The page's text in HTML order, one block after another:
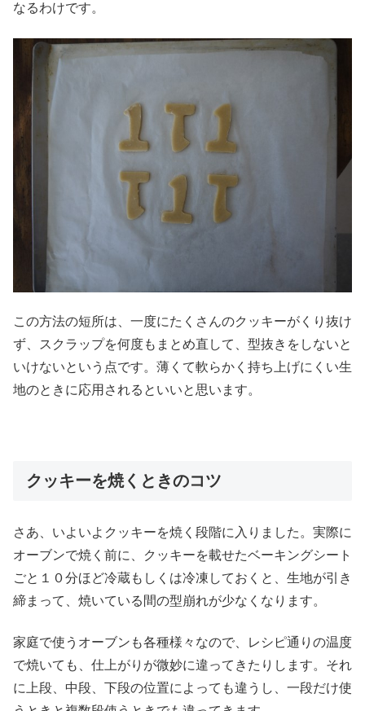
なるわけです。
この方法の短所は、一度にたくさんのクッキーがくり抜け
ず、スクラップを何度もまとめ直して、型抜きをしないと
いけないという点です。薄くて軟らかく持ち上げにくい生
地のときに応用されるといいと思います。
クッキーを焼くときのコツ
さあ、いよいよクッキーを焼く段階に入りました。実際に
オーブンで焼く前に、クッキーを載せたベーキングシート
ごと１０分ほど冷蔵もしくは冷凍しておくと、生地が引き
締まって、焼いている間の型崩れが少なくなります。
家庭で使うオーブンも各種様々なので、レシピ通りの温度
で焼いても、仕上がりが微妙に違ってきたりします。それ
に上段、中段、下段の位置によっても違うし、一段だけ使